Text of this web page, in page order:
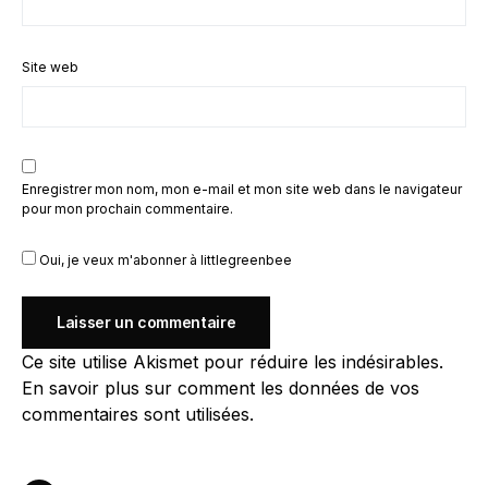
Site web
Enregistrer mon nom, mon e-mail et mon site web dans le navigateur
pour mon prochain commentaire.
Oui, je veux m'abonner à littlegreenbee
Ce site utilise Akismet pour réduire les indésirables.
En savoir plus sur comment les données de vos
commentaires sont utilisées.